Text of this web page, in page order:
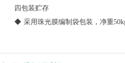
四包装贮存
◆ 采用珠光膜编制袋包装，净重